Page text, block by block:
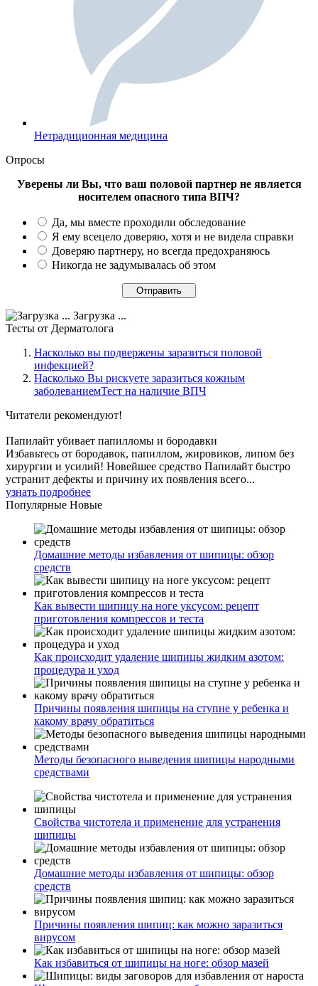
Нетрадиционная медицина
Опросы
Уверены ли Вы, что ваш половой партнер не является
носителем опасного типа ВПЧ?
Да, мы вместе проходили обследование
Я ему всецело доверяю, хотя и не видела справки
Доверяю партнеру, но всегда предохраняюсь
Никогда не задумывалась об этом
Загрузка ...
Тесты от Дерматолога
Насколько вы подвержены заразиться половой
инфекцией?
Насколько Вы рискуете заразиться кожным
заболеваниемТест на наличие ВПЧ
Читатели рекомендуют!
Папилайт убивает папилломы и бородавки
Избавьтесь от бородавок, папиллом, жировиков, липом без
хирургии и усилий! Новейшее средство Папилайт быстро
устранит дефекты и причину их появления всего...
узнать подробнее
Популярные Новые
Домашние методы избавления от шипицы: обзор
средств
Как вывести шипицу на ноге уксусом: рецепт
приготовления компрессов и теста
Как происходит удаление шипицы жидким азотом:
процедура и уход
Причины появления шипицы на ступне у ребенка и
какому врачу обратиться
Методы безопасного выведения шипицы народными
средствами
Свойства чистотела и применение для устранения
шипицы
Домашние методы избавления от шипицы: обзор
средств
Причины появления шипиц: как можно заразиться
вирусом
Как избавиться от шипицы на ноге: обзор мазей